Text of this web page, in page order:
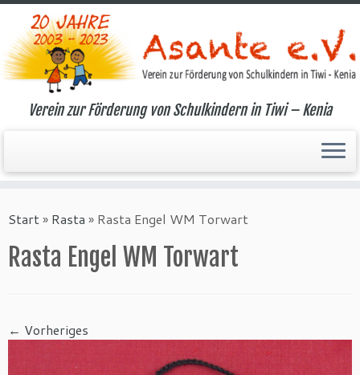
Inhalt
Verein zur Förderung von Schulkindern in Tiwi – Kenia
Start» Rasta » Rasta Engel WM Torwart
Rasta Engel WM Torwart
← Vorheriges